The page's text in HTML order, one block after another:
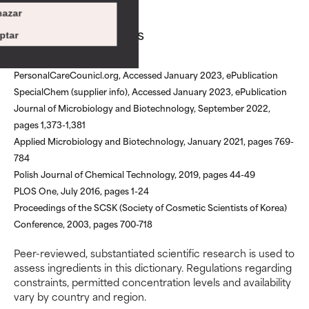
Fructan references
PersonalCareCounicl.org, Accessed January 2023, ePublication
SpecialChem (supplier info), Accessed January 2023, ePublication
Journal of Microbiology and Biotechnology, September 2022,
pages 1,373-1,381
Applied Microbiology and Biotechnology, January 2021, pages 769-
784
Polish Journal of Chemical Technology, 2019, pages 44-49
PLOS One, July 2016, pages 1-24
Proceedings of the SCSK (Society of Cosmetic Scientists of Korea)
Conference, 2003, pages 700-718
Peer-reviewed, substantiated scientific research is used to
assess ingredients in this dictionary. Regulations regarding
constraints, permitted concentration levels and availability
vary by country and region.
eficacia. A veces, son
ingredientes básicos o que no
respaldo científico.
POCO
RECOMENDABLE
Aunque puede ofrecer algunos
evitarlo por su probabilidad de
causar irritación, especialmente
si se combina con otros
ingredientes problemáticos.
DESACONSEJABLE
Ha demostrado provocar
efectos adversos como
irritación, inflamación o
eficacia. A veces, son
ingredientes básicos o que no
respaldo científico.
POCO
RECOMENDABLE
Aunque puede ofrecer algunos
evitarlo por su probabilidad de
causar irritación, especialmente
si se combina con otros
ingredientes problemáticos.
DESACONSEJABLE
Ha demostrado provocar
efectos adversos como
irritación, inflamación o